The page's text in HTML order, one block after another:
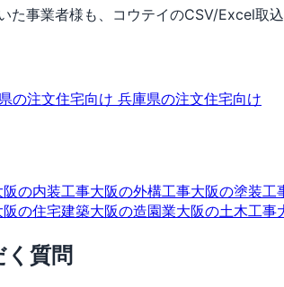
事業者様も、コウテイのCSV/Excel取込
の注文住宅向け 兵庫県の注文住宅向け
阪の内装工事大阪の外構工事大阪の塗装工
阪の住宅建築大阪の造園業大阪の土木工事
く質問